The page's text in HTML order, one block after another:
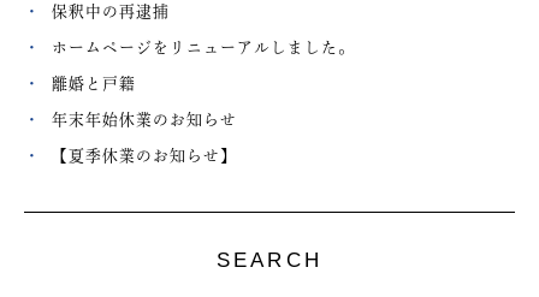
保釈中の再逮捕
ホームページをリニューアルしました。
離婚と戸籍
年末年始休業のお知らせ
【夏季休業のお知らせ】
SEARCH